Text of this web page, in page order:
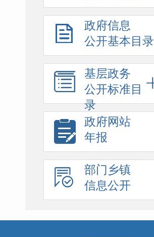
政府信息
公开基本目录
基层政务
公开标准目
录
政府网站
年报
部门乡镇
信息公开